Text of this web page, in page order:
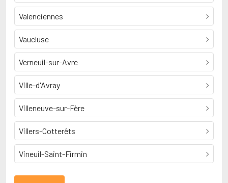
Valenciennes
Vaucluse
Verneuil-sur-Avre
Ville-d'Avray
Villeneuve-sur-Fère
Villers-Cotterêts
Vineuil-Saint-Firmin